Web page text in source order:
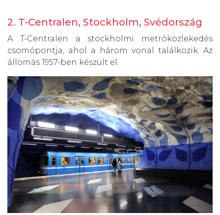
2. T-Centralen, Stockholm, Svédország
A T-Centralen a stockholmi metróközlekedés
csomópontja, ahol a három vonal találkozik. Az
állomás 1957-ben készült el.